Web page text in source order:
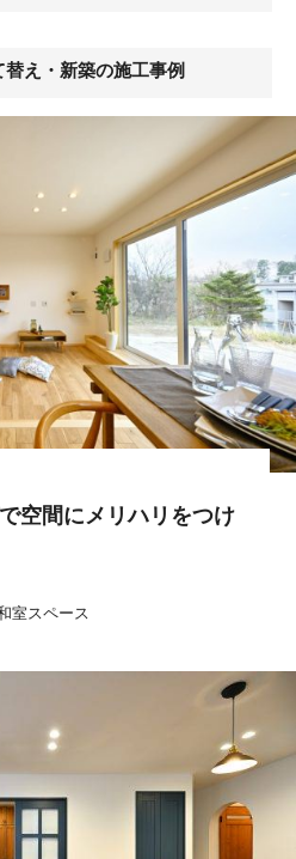
え・新築の施工事例
空間にメリハリをつけ
室スペース